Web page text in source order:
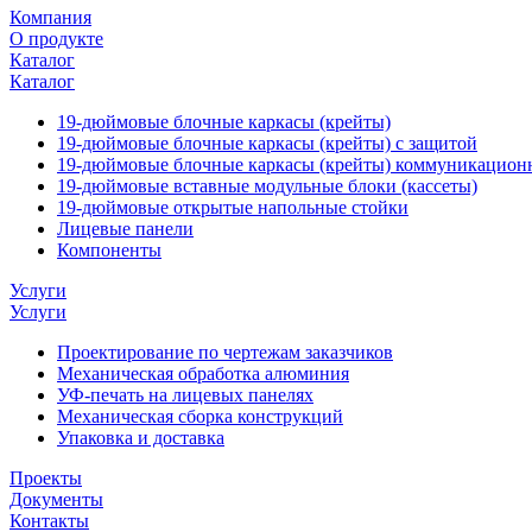
Компания
О продукте
Каталог
Каталог
19-дюймовые блочные каркасы (крейты)
19-дюймовые блочные каркасы (крейты) с защитой
19-дюймовые блочные каркасы (крейты)
19-дюймовые вставные модульные блоки (кассеты)
19-дюймовые открытые напольные стойки
Лицевые панели
Компоненты
Услуги
Услуги
Проектирование по чертежам заказчиков
Механическая обработка алюминия
УФ-печать на лицевых панелях
Механическая сборка конструкций
Упаковка и доставка
Проекты
Документы
Контакты